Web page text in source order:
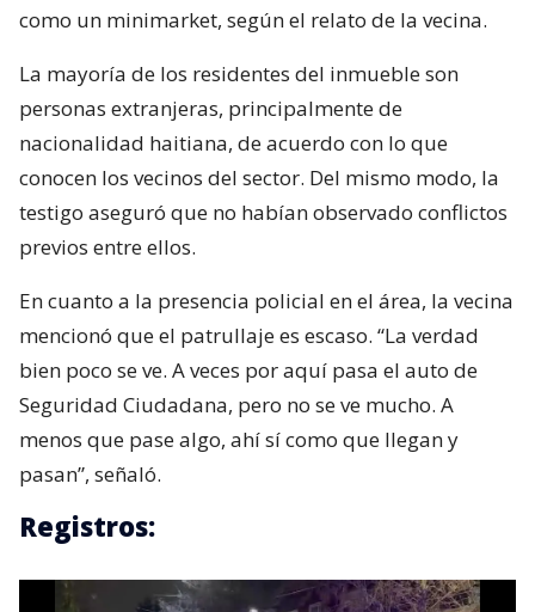
como un minimarket, según el relato de la vecina.
La mayoría de los residentes del inmueble son
personas extranjeras, principalmente de
nacionalidad haitiana, de acuerdo con lo que
conocen los vecinos del sector. Del mismo modo, la
testigo aseguró que no habían observado conflictos
previos entre ellos.
En cuanto a la presencia policial en el área, la vecina
mencionó que el patrullaje es escaso. “La verdad
bien poco se ve. A veces por aquí pasa el auto de
Seguridad Ciudadana, pero no se ve mucho. A
menos que pase algo, ahí sí como que llegan y
pasan”, señaló.
Registros: